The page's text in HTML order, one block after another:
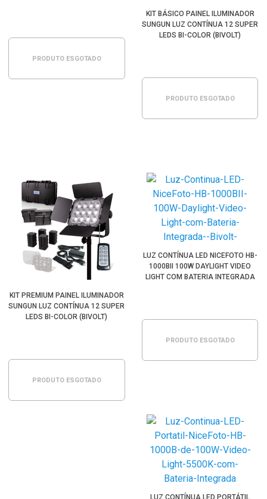
PRODUTO ESGOTADO
KIT BÁSICO PAINEL ILUMINADOR
SUNGUN LUZ CONTÍNUA 12 SUPER
LEDS BI-COLOR (BIVOLT)
PRODUTO ESGOTADO
KIT PREMIUM PAINEL ILUMINADOR
SUNGUN LUZ CONTÍNUA 12 SUPER
LEDS BI-COLOR (BIVOLT)
PRODUTO ESGOTADO
LUZ CONTÍNUA LED NICEFOTO HB-
1000BII 100W DAYLIGHT VIDEO
LIGHT COM BATERIA INTEGRADA
PRODUTO ESGOTADO
LUZ CONTÍNUA LED PORTÁTIL